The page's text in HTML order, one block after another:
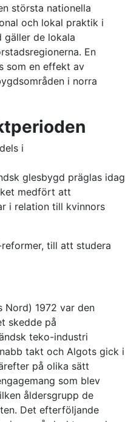
största nationella
och lokal praktik i
gäller de lokala
En
som en effekt av
i norra
i
glesbygd präglas idag
medfört att
i relation till kvinnors
till att studera
Nord) 1972 var den
skedde på
teko-industri
takt och Algots gick i
på olika sätt
som blev
åldersgrupp de
Det efterföljande